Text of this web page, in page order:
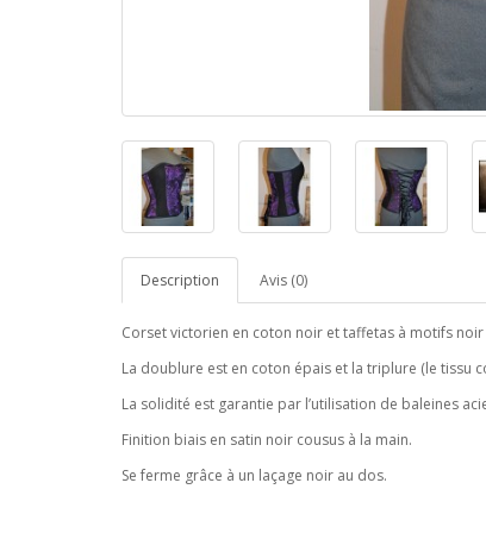
Description Avis (0)
Corset victorien en coton noir et taffetas à motifs
La doublure est en coton épais et la triplure (le tissu
La solidité est garantie par l’utilisation de baleines
Finition biais en satin noir cousus à la main.
Se ferme grâce à un laçage noir au dos.